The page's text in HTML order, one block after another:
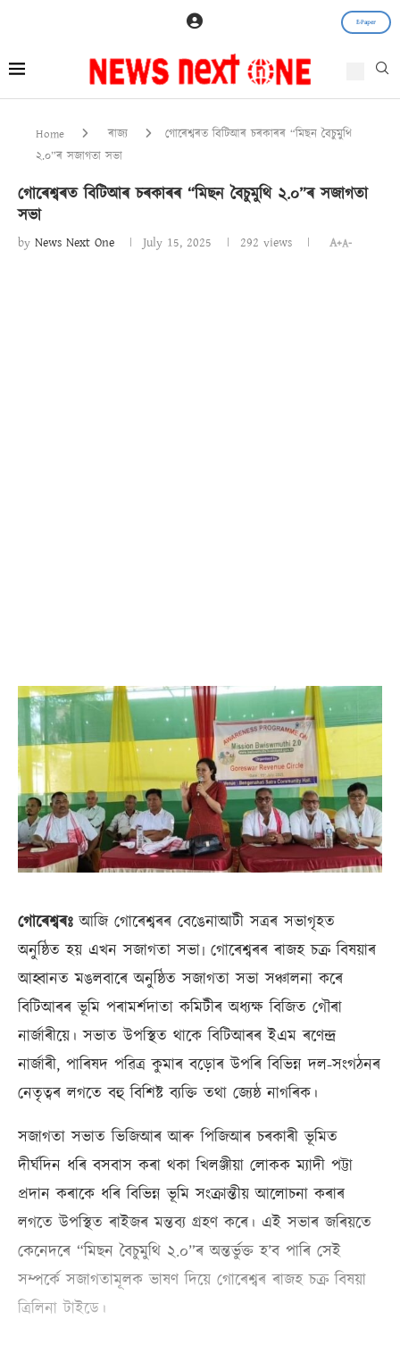
E-Paper
Home ৰাজ্য
গোৰেশ্বৰত বিটিআৰ চৰকাৰৰ “মিছন বৈচুমুথি
২.০”ৰ সজাগতা সভা
গোৰেশ্বৰত বিটিআৰ চৰকাৰৰ “মিছন বৈচুমুথি ২.০”ৰ সজাগতা
সভা
by News Next One July 15, 2025 292 views A+A-
গোৰেশ্বৰঃ আজি গোৰেশ্বৰৰ বেঙেনাআটী সত্ৰৰ সভাগৃহত
অনুষ্ঠিত হয় এখন সজাগতা সভা৷ গোৰেশ্বৰৰ ৰাজহ চক্ৰ বিষয়াৰ
আহ্বানত মঙলবাৰে অনুষ্ঠিত সজাগতা সভা সঞ্চালনা কৰে
বিটিআৰৰ ভূমি পৰামৰ্শদাতা কমিটীৰ অধ্যক্ষ বিজিত গৌৰা
নাৰ্জাৰীয়ে। সভাত উপস্থিত থাকে বিটিআৰৰ ইএম ৰণেন্দ্ৰ
নাৰ্জাৰী, পাৰিষদ পৱিত্ৰ কুমাৰ বড়োৰ উপৰি বিভিন্ন দল-সংগঠনৰ
নেতৃত্বৰ লগতে বহু বিশিষ্ট ব্যক্তি তথা জ্যেষ্ঠ নাগৰিক।
সজাগতা সভাত ভিজিআৰ আৰু পিজিআৰ চৰকাৰী ভূমিত
দীৰ্ঘদিন ধৰি বসবাস কৰা থকা খিলঞ্জীয়া লোকক ম্যাদী পট্টা
প্ৰদান কৰাকে ধৰি বিভিন্ন ভূমি সংক্ৰান্তীয় আলোচনা কৰাৰ
লগতে উপস্থিত ৰাইজৰ মন্তব্য গ্ৰহণ কৰে। এই সভাৰ জৰিয়তে
কেনেদৰে “মিছন বৈচুমুথি ২.০”ৰ অন্তৰ্ভুক্ত হ’ব পাৰি সেই
সম্পৰ্কে সজাগতামূলক ভাষণ দিয়ে গোৰেশ্বৰ ৰাজহ চক্ৰ বিষয়া
ত্ৰিলিনা টাইডে।